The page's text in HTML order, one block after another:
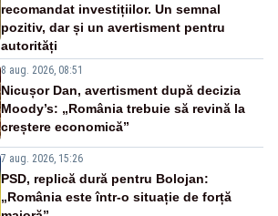
recomandat investițiilor. Un semnal
pozitiv, dar și un avertisment pentru
autorități
8 aug. 2026, 08:51
Nicușor Dan, avertisment după decizia
Moody’s: „România trebuie să revină la
creștere economică”
7 aug. 2026, 15:26
PSD, replică dură pentru Bolojan:
„România este într-o situație de forță